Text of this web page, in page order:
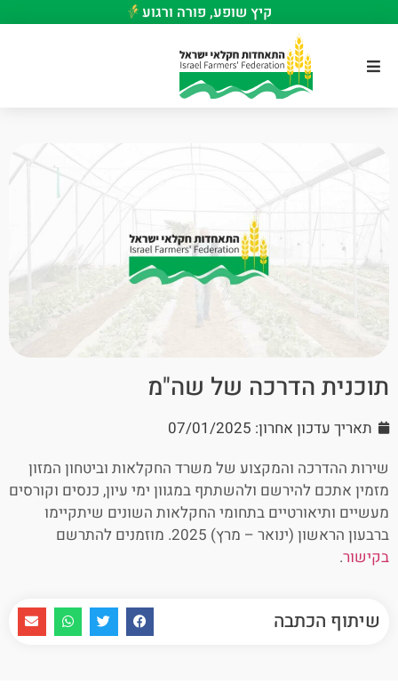
קיץ שופע, פורה ורגוע
תוכנית הדרכה של שה"מ
תאריך עדכון אחרון: 07/01/2025
שירות ההדרכה והמקצוע של משרד החקלאות וביטחון המזון
מזמין אתכם להירשם ולהשתתף במגוון ימי עיון, כנסים וקורסים
מעשיים ותיאורטיים בתחומי החקלאות השונים שיתקיימו
ברבעון הראשון (ינואר – מרץ) 2025. מוזמנים להתרשם
בקישור.
שיתוף הכתבה